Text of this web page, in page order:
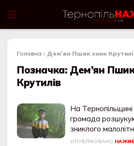
Головна » Дем’ян Пшик зник
Позначка: Дем’ян
Крутилів
На Тернопільщині
громада
зниклого
ОПУБЛІКОВАНО